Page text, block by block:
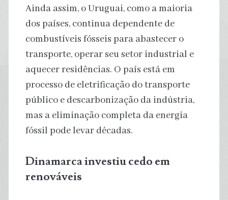
Ainda assim, o Uruguai, como a maioria
dos países, continua dependente de
combustíveis fósseis para abastecer o
transporte, operar seu setor industrial e
aquecer residências. O país está em
processo de eletrificação do transporte
público e descarbonização da indústria,
mas a eliminação completa da energia
fóssil pode levar décadas.
Dinamarca investiu cedo em
renováveis